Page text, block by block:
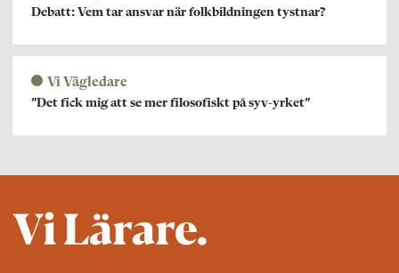
Debatt: Vem tar ansvar när folkbildningen tystnar?
Vi Vägledare
”Det fick mig att se mer filosofiskt på syv-yrket”